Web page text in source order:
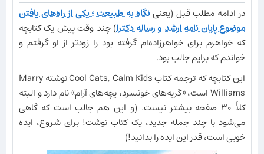
در ادامه مطلب قبل (یعنینگاه به طبیعت ؛ یکی از راه‌های یافتن
موضوع پایان نامه ارشد و رساله دکترا) چند وقت پیش یک کتابچه
که خواهرم برای خواهرزاده‌ام گرفته بود را زودتر از او گرفتم و
خواندم که برایم جالب بود.
این کتابچه که ترجمه کتاب Cool Cats, Calm Kids نوشته Marry
Williams است، «گربه‌های خونسرد، یچه‌های آرام» نام دارد و البته
کلاً ۳۰ صفحه بیشتر نیست. (و این هم جالب است که گاهی
می‌شود با چند جمله جدید، یک کتاب نوشت! برای شروع، ایده
خوبی است، قدر این ایده را بدانید!)